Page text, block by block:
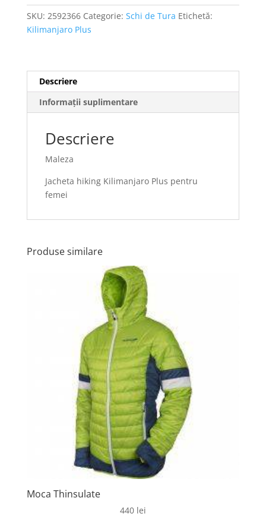
SKU: 2592366 Categorie: Schi de Tura Etichetă:
Kilimanjaro Plus
Descriere
Informații suplimentare
Descriere
Maleza
Jacheta hiking Kilimanjaro Plus pentru
femei
Produse similare
Moca Thinsulate
440 lei